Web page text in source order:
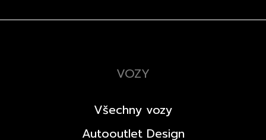
VOZY
Všechny vozy
Autooutlet Design